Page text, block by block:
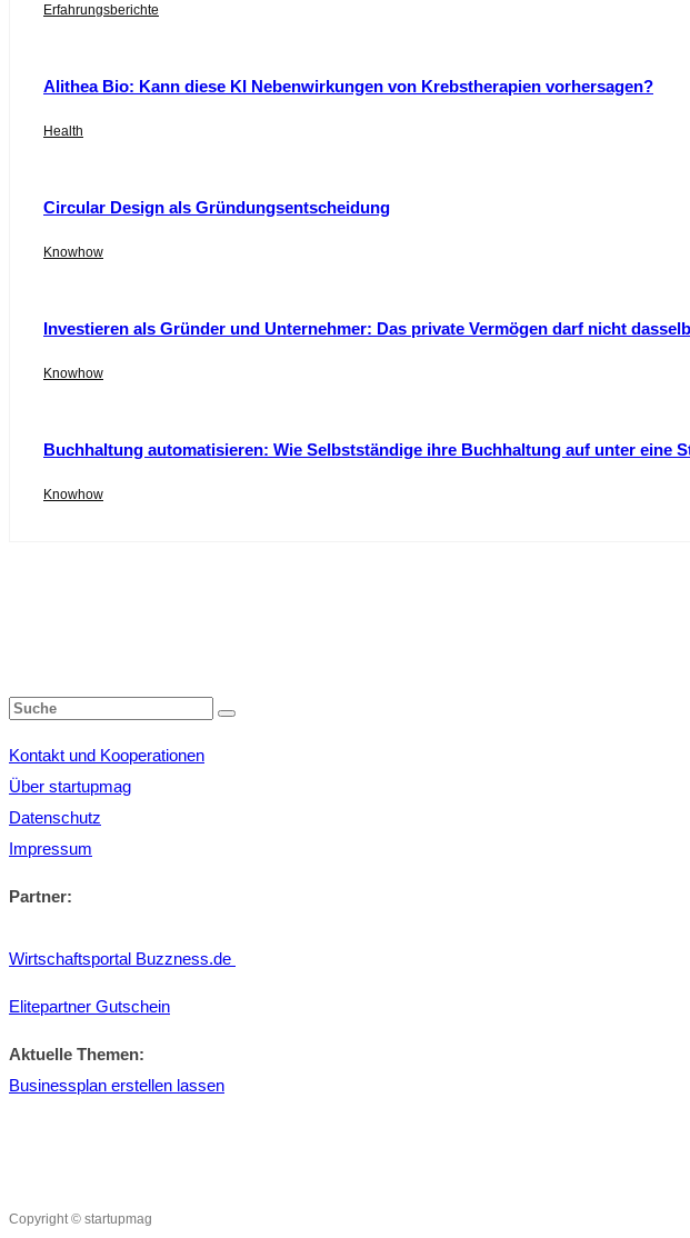
Erfahrungsberichte
Alithea Bio: Kann diese KI Nebenwirkungen von Krebstherapien vorhersagen?
Health
Circular Design als Gründungsentscheidung
Knowhow
Investieren als Gründer und Unternehmer: Das private Vermögen darf nicht
Knowhow
Buchhaltung automatisieren: Wie Selbstständige ihre Buchhaltung auf unter eine
Knowhow
Kontakt und Kooperationen
Über startupmag
Datenschutz
Impressum
Partner:
Wirtschaftsportal Buzzness.de
Elitepartner Gutschein
Aktuelle Themen:
Businessplan erstellen lassen
Copyright © startupmag